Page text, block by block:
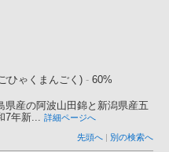
ひゃくまんごく) - 60%
産の阿波山田錦と新潟県産五
7年新... 詳細ページへ
先頭へ | 別の検索へ